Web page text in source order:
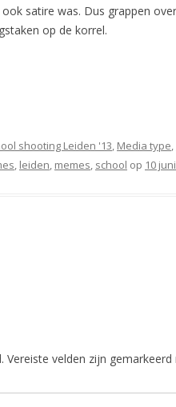
satire was. Dus grappen
op de korrel.
shooting Leiden '13, Media type,
, leiden, memes, school op 10
Vereiste velden zijn